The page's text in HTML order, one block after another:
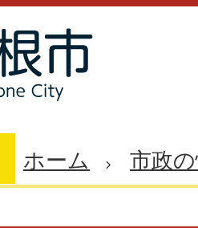
ホーム 市政